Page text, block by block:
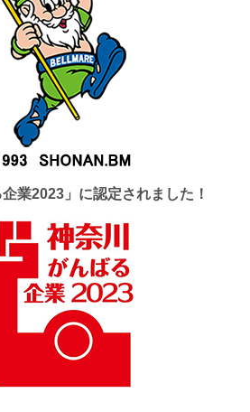
企業2023」に認定されました！